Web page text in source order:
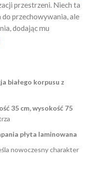
przestrzeni. Niech ta
przechowywania, ale
dodając mu
białego korpusu z
35 cm, wysokość 75
płyta laminowana
nowoczesny charakter